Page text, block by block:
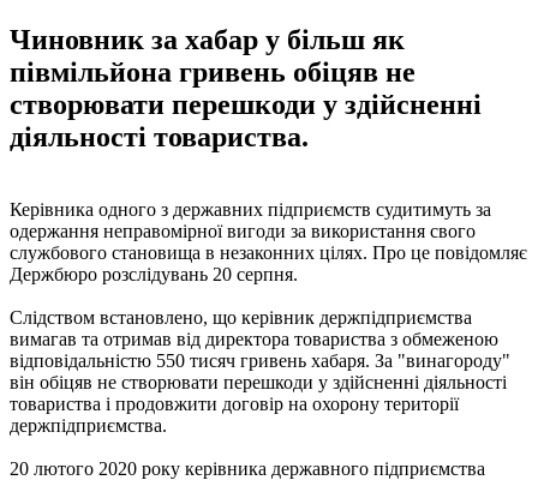
Чиновник за хабар у більш як
півмільйона гривень обіцяв не
створювати перешкоди у здійсненні
діяльності товариства.
Керівника одного з державних підприємств судитимуть за
одержання неправомірної вигоди за використання свого
службового становища в незаконних цілях. Про це повідомляє
Держбюро розслідувань 20 серпня.
Слідством встановлено, що керівник держпідприємства
вимагав та отримав від директора товариства з обмеженою
відповідальністю 550 тисяч гривень хабаря. За "винагороду"
він обіцяв не створювати перешкоди у здійсненні діяльності
товариства і продовжити договір на охорону території
держпідприємства.
20 лютого 2020 року керівника державного підприємства